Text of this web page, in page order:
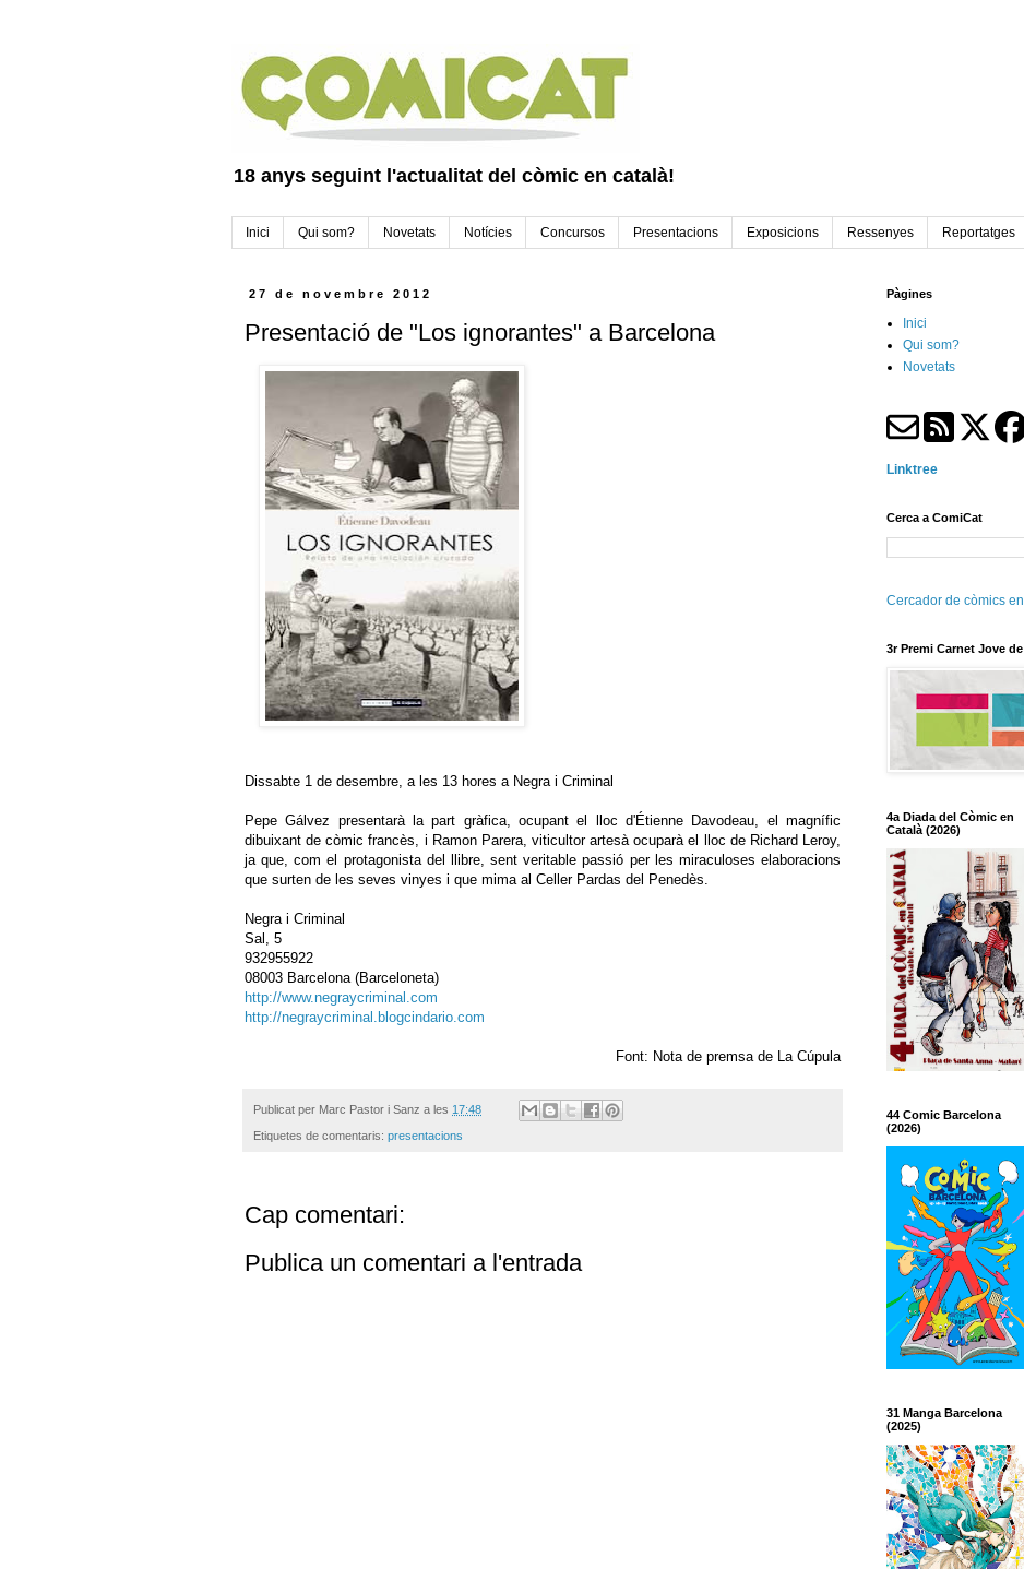
18 anys seguint l'actualitat del còmic en català!
Inici Qui som? Novetats Notícies Concursos Presentacions Exposicions Ressenyes Reportatges
27 de novembre 2012
Presentació de "Los ignorantes" a Barcelona
Dissabte 1 de desembre, a les 13 hores a Negra i Criminal
Pepe Gálvez presentarà la part gràfica, ocupant el lloc d'Étienne Davodeau, el magnífic
dibuixant de còmic francès, i Ramon Parera, viticultor artesà ocuparà el lloc de Richard Leroy,
ja que, com el protagonista del llibre, sent veritable passió per les miraculoses elaboracions
que surten de les seves vinyes i que mima al Celler Pardas del Penedès.
Negra i Criminal
Sal, 5
932955922
08003 Barcelona (Barceloneta)
http://www.negraycriminal.com
http://negraycriminal.blogcindario.com
Font: Nota de premsa de La Cúpula
Publicat per Marc Pastor i Sanz a les 17:48
Etiquetes de comentaris: presentacions
Cap comentari:
Publica un comentari a l'entrada
Pàgines
Inici
Qui som?
Novetats
Linktree
Cerca a ComiCat
Cercador de còmics
3r Premi Carnet Jove
4a Diada del Còmic en
Català (2026)
44 Comic Barcelona
(2026)
31 Manga Barcelona
(2025)